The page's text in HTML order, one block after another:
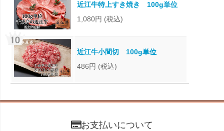
近江牛特上すき焼き 100g単位
1,080円 (税込)
近江牛小間切 100g単位
486円 (税込)
お支払いについて